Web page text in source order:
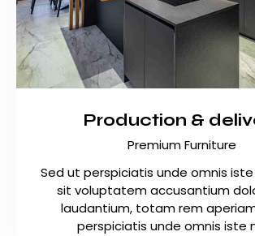
Production &
Premium Furniture
Sed ut perspiciatis unde omnis
sit voluptatem accusantium
laudantium, totam rem
perspiciatis unde omnis iste